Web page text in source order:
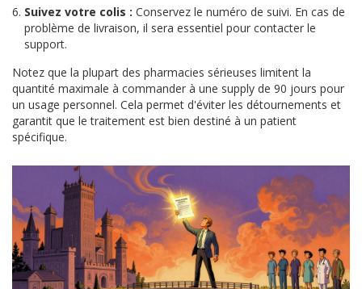
Suivez votre colis : Conservez le numéro de suivi. En cas de
problème de livraison, il sera essentiel pour contacter le
support.
Notez que la plupart des pharmacies sérieuses limitent la
quantité maximale à commander à une supply de 90 jours pour
un usage personnel. Cela permet d'éviter les détournements et
garantit que le traitement est bien destiné à un patient
spécifique.